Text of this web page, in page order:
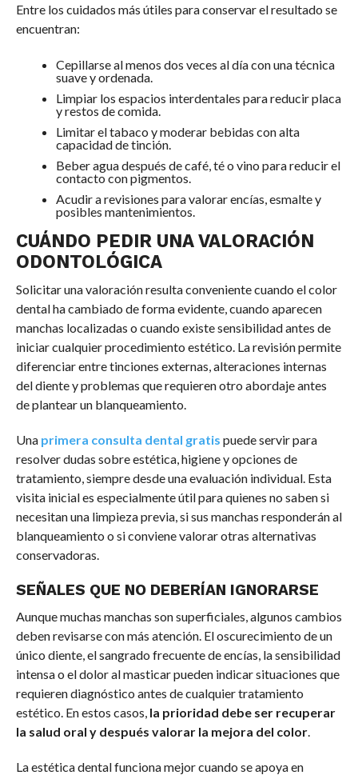
Entre los cuidados más útiles para conservar el resultado se
encuentran:
Cepillarse al menos dos veces al día con una técnica
suave y ordenada.
Limpiar los espacios interdentales para reducir placa
y restos de comida.
Limitar el tabaco y moderar bebidas con alta
capacidad de tinción.
Beber agua después de café, té o vino para reducir el
contacto con pigmentos.
Acudir a revisiones para valorar encías, esmalte y
posibles mantenimientos.
CUÁNDO PEDIR UNA VALORACIÓN
ODONTOLÓGICA
Solicitar una valoración resulta conveniente cuando el color
dental ha cambiado de forma evidente, cuando aparecen
manchas localizadas o cuando existe sensibilidad antes de
iniciar cualquier procedimiento estético. La revisión permite
diferenciar entre tinciones externas, alteraciones internas
del diente y problemas que requieren otro abordaje antes
de plantear un blanqueamiento.
Una primera consulta dental gratis puede servir para
resolver dudas sobre estética, higiene y opciones de
tratamiento, siempre desde una evaluación individual. Esta
visita inicial es especialmente útil para quienes no saben si
necesitan una limpieza previa, si sus manchas responderán al
blanqueamiento o si conviene valorar otras alternativas
conservadoras.
SEÑALES QUE NO DEBERÍAN IGNORARSE
Aunque muchas manchas son superficiales, algunos cambios
deben revisarse con más atención. El oscurecimiento de un
único diente, el sangrado frecuente de encías, la sensibilidad
intensa o el dolor al masticar pueden indicar situaciones que
requieren diagnóstico antes de cualquier tratamiento
estético. En estos casos, la prioridad debe ser recuperar
la salud oral y después valorar la mejora del color.
La estética dental funciona mejor cuando se apoya en